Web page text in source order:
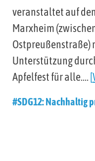
veranstaltet auf
Marxheim
Unterstützung
Apfelfest für alle.…
#SDG12: Nachhaltig